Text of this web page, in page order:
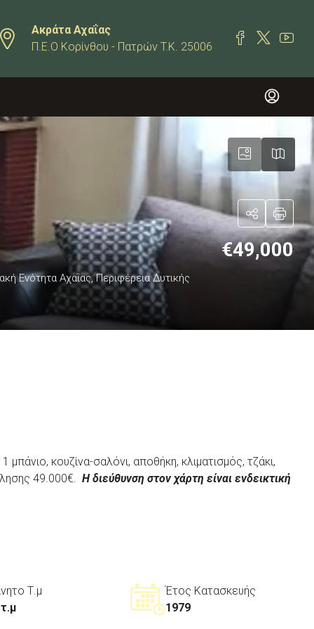
Ακράτα Αχαΐας
Π.Ε.Ο Κορίνθου - Πατρών T.K. 25006
Ενότητα Αχαΐας, Περιφέρεια Δυτικής
€49,000
κουζίνα-σαλόνι, αποθήκη, κλιματισμός, τζάκι,
49.000€. Η διεύθυνση στον χάρτη είναι ενδεικτική
Τ.μ
Έτος Κατασκευής
1979